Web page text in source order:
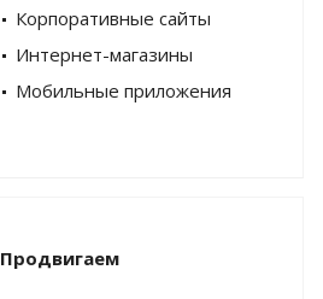
Корпоративные сайты
Интернет-магазины
Мобильные приложения
Продвигаем